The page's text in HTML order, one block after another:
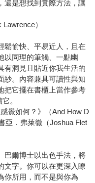
還是想找到實際方法，讓
）
鬆愉快、平易近人，且在
以同理的筆觸、一點幽
有洞見且貼近你我生活的
紗。內容兼具可讀性與知
把它擺在書櫃上當作參考
。
覺如何？》（And How D
亞．弗萊徹（Joshua Flet
巴爾博士以出色手法，將
文字。你可以在更深入瞭
你所用，而不是與你為